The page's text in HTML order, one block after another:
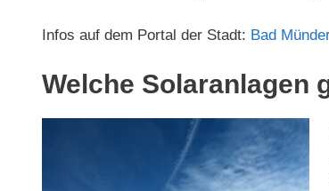
Infos auf dem Portal der Stadt: Bad
Welche Solaranlagen